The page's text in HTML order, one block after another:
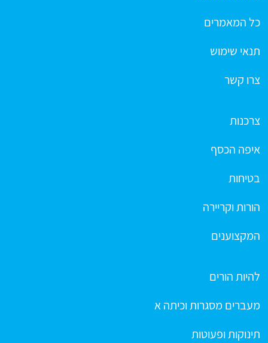
כל המאמרים
תנאי שימוש
צרו קשר
צרכנות
איפה הכסף
בטיחות
הורות וקריירה
המקצוענים
להיות הורים
מעברים מסגרות וכיתה א
תינוקות ופעוטות